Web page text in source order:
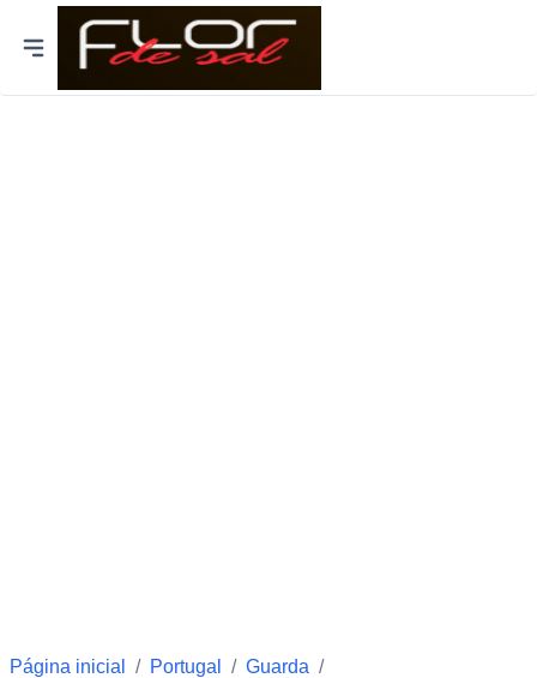
Página inicial / Portugal / Guarda /